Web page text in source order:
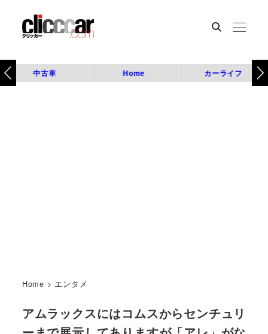
中古車 Home カーライフ
Home > エンタメ
アムラックスにはコムスからセンチュリ